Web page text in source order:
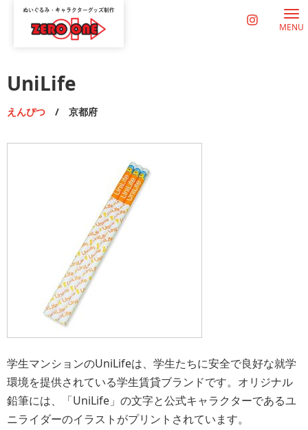
MENU
UniLife
えんぴつ / 京都府
学生マンションのUniLifeは、学生たちに安全で良好な就学
環境を提供されている学生賃貸ブランドです。オリジナル
鉛筆には、「UniLife」の文字と公式キャラクターであるユ
ニライダーのイラストがプリントされています。